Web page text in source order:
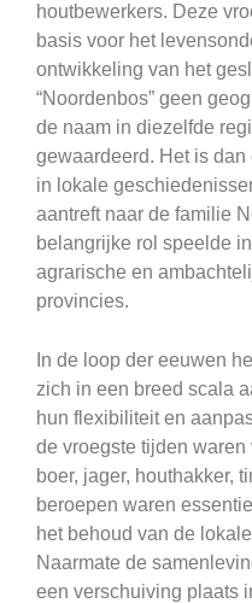
houtbewerkers. Deze
basis voor het
ontwikkeling van het
“Noordenbos” geen
de naam in diezelfde
gewaardeerd. Het is
in lokale
aantreft naar de familie
belangrijke rol speelde
agrarische en
provincies.
In de loop der eeuwen
zich in een breed scala
hun flexibiliteit en
de vroegste tijden
boer, jager, houthakker,
beroepen waren
het behoud van de
Naarmate de
een verschuiving plaats